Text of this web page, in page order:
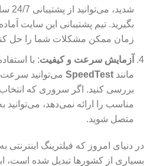
شدید، می‌توانید از پشتیبانی 24/7 سایت
بگیرید. تیم پشتیبانی این سایت
زمان ممکن مشکلات شما را حل
آزمایش سرعت و کیفیت: با
مانند SpeedTest می‌توانید سرعت
بررسی کنید. اگر سروری که
مناسب را ارائه نمی‌دهد،
متصل شوید.
در دنیای امروز که فیلترینگ اینترنتی
بسیاری از کشورها تبدیل شده است،